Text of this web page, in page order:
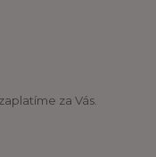
za Vás.